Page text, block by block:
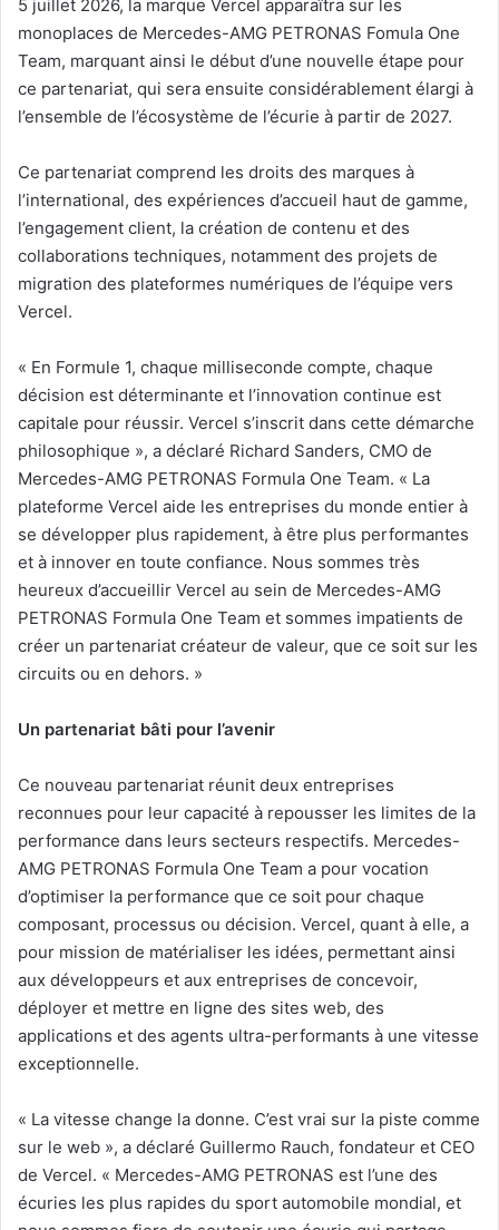
5 juillet 2026, la marque Vercel apparaîtra sur les
monoplaces de Mercedes-AMG PETRONAS Fomula One
Team, marquant ainsi le début d’une nouvelle étape pour
ce partenariat, qui sera ensuite considérablement élargi à
l’ensemble de l’écosystème de l’écurie à partir de 2027.
Ce partenariat comprend les droits des marques à
l’international, des expériences d’accueil haut de gamme,
l’engagement client, la création de contenu et des
collaborations techniques, notamment des projets de
migration des plateformes numériques de l’équipe vers
Vercel.
« En Formule 1, chaque milliseconde compte, chaque
décision est déterminante et l’innovation continue est
capitale pour réussir. Vercel s’inscrit dans cette démarche
philosophique », a déclaré Richard Sanders, CMO de
Mercedes-AMG PETRONAS Formula One Team. « La
plateforme Vercel aide les entreprises du monde entier à
se développer plus rapidement, à être plus performantes
et à innover en toute confiance. Nous sommes très
heureux d’accueillir Vercel au sein de Mercedes-AMG
PETRONAS Formula One Team et sommes impatients de
créer un partenariat créateur de valeur, que ce soit sur les
circuits ou en dehors. »
Un partenariat bâti pour l’avenir
Ce nouveau partenariat réunit deux entreprises
reconnues pour leur capacité à repousser les limites de la
performance dans leurs secteurs respectifs. Mercedes-
AMG PETRONAS Formula One Team a pour vocation
d’optimiser la performance que ce soit pour chaque
composant, processus ou décision. Vercel, quant à elle, a
pour mission de matérialiser les idées, permettant ainsi
aux développeurs et aux entreprises de concevoir,
déployer et mettre en ligne des sites web, des
applications et des agents ultra-performants à une vitesse
exceptionnelle.
« La vitesse change la donne. C’est vrai sur la piste comme
sur le web », a déclaré Guillermo Rauch, fondateur et CEO
de Vercel. « Mercedes-AMG PETRONAS est l’une des
écuries les plus rapides du sport automobile mondial, et